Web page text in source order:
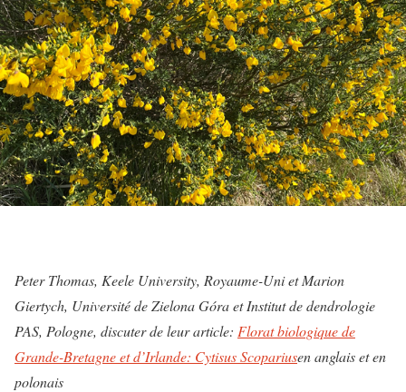
Peter Thomas, Keele University, Royaume-Uni et Marion
Giertych, Université de Zielona Góra et Institut de dendrologie
PAS, Pologne, discuter de leur article: Florat biologique de
Grande-Bretagne et d’Irlande: Cytisus Scopariusen anglais et en
polonais